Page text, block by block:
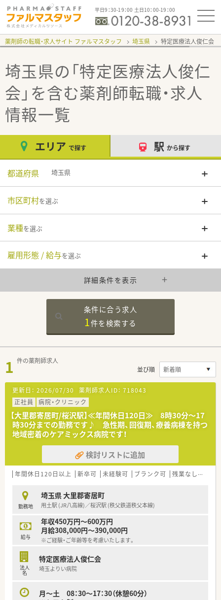
平日9：30-19：00 土日10：00-19：00
薬剤師の転職・求人サイト ファルマスタッフ 埼玉県 特定医療法人俊仁会
埼玉県の「特定医療法人俊仁
会」 を含む薬剤師転職・求人
情報一覧
エリア で探す 駅 から探す
都道府県 埼玉県
市区町村を選ぶ
業種を選ぶ
雇用形態 / 給与を選ぶ
詳細条件を表示
条件に合う求人
1件を検索する
1 件の薬剤師求人
並び順
更新日： 2026/07/30 薬剤師求人ID： 718043
正社員
病院・クリニック
【大里郡寄居町/桜沢駅】≪年間休日120日≫ 8時30分～17
時30分までの勤務です♪ 急性期、回復期、療養病棟を持つ
地域密着のケアミックス病院です！
検討リストに追加
年間休日120日以上 新卒可 未経験可 ブランク可 残業なし(ほぼなし含む)
勤務地
埼玉県 大里郡寄居町
用土駅 (JR八高線)／桜沢駅 (秩父鉄道秩父本線)
給与
年収450万円～600万円
月給308,000円～390,000円
※ご経験・ご年齢等を考慮いたします。
法人
名
特定医療法人俊仁会
埼玉よりい病院
月～土 08：30～17：30（休憩60分）